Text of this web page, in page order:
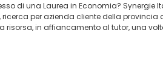
di una Laurea in Economia? Synergie
ricerca per azienda cliente della provincia di
risorsa, in affiancamento al tutor, una